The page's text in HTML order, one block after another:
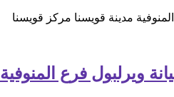
مدينة قويسنا مركز قويسنا
ويرلبول فرع المنوفية